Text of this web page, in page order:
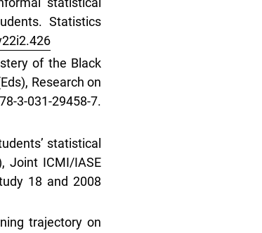
Statistics
of the Black
Research on
3-031-29458-7.
statistical
Joint ICMI/IASE
18 and 2008
trajectory on